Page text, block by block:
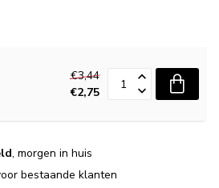
€3,44
€2,75
, morgen in huis
bestaande klanten